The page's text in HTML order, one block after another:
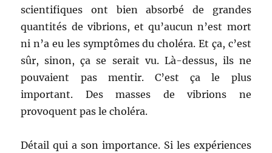
scientifiques ont bien absorbé de grandes
quantités de vibrions, et qu’aucun n’est mort
ni n’a eu les symptômes du choléra. Et ça, c’est
sûr, sinon, ça se serait vu. Là-dessus, ils ne
pouvaient pas mentir. C’est ça le plus
important. Des masses de vibrions ne
provoquent pas le choléra.
Détail qui a son importance. Si les expériences